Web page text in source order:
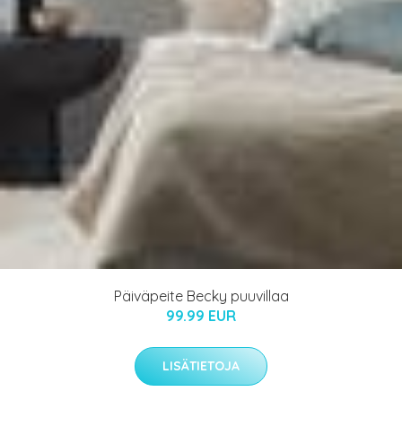
Päiväpeite Becky puuvillaa
99.99 EUR
LISÄTIETOJA